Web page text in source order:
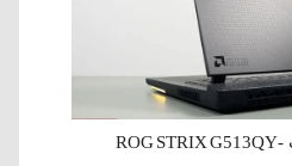
مشخصات لپ‌ تاپ ROG STRIX G513QY-